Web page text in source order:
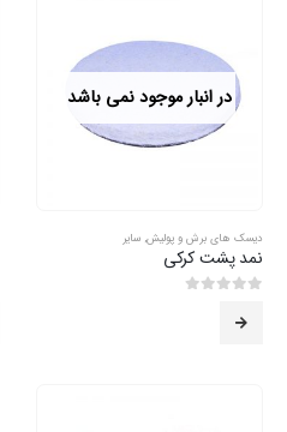
در انبار موجود نمی باشد
دیسک های برش و پولیش, سایر
نمد پشت کرکی